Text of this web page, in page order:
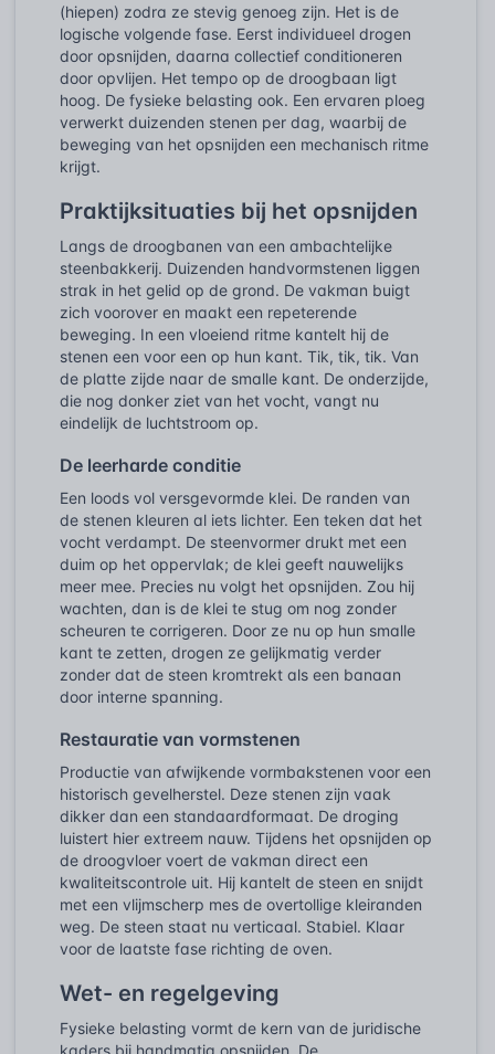
(hiepen) zodra ze stevig genoeg zijn. Het is de
logische volgende fase. Eerst individueel drogen
door opsnijden, daarna collectief conditioneren
door opvlijen. Het tempo op de droogbaan ligt
hoog. De fysieke belasting ook. Een ervaren ploeg
verwerkt duizenden stenen per dag, waarbij de
beweging van het opsnijden een mechanisch ritme
krijgt.
Praktijksituaties bij het opsnijden
Langs de droogbanen van een ambachtelijke
steenbakkerij. Duizenden handvormstenen liggen
strak in het gelid op de grond. De vakman buigt
zich voorover en maakt een repeterende
beweging. In een vloeiend ritme kantelt hij de
stenen een voor een op hun kant. Tik, tik, tik. Van
de platte zijde naar de smalle kant. De onderzijde,
die nog donker ziet van het vocht, vangt nu
eindelijk de luchtstroom op.
De leerharde conditie
Een loods vol versgevormde klei. De randen van
de stenen kleuren al iets lichter. Een teken dat het
vocht verdampt. De steenvormer drukt met een
duim op het oppervlak; de klei geeft nauwelijks
meer mee. Precies nu volgt het opsnijden. Zou hij
wachten, dan is de klei te stug om nog zonder
scheuren te corrigeren. Door ze nu op hun smalle
kant te zetten, drogen ze gelijkmatig verder
zonder dat de steen kromtrekt als een banaan
door interne spanning.
Restauratie van vormstenen
Productie van afwijkende vormbakstenen voor een
historisch gevelherstel. Deze stenen zijn vaak
dikker dan een standaardformaat. De droging
luistert hier extreem nauw. Tijdens het opsnijden op
de droogvloer voert de vakman direct een
kwaliteitscontrole uit. Hij kantelt de steen en snijdt
met een vlijmscherp mes de overtollige kleiranden
weg. De steen staat nu verticaal. Stabiel. Klaar
voor de laatste fase richting de oven.
Wet- en regelgeving
Fysieke belasting vormt de kern van de juridische
kaders bij handmatig opsnijden. De